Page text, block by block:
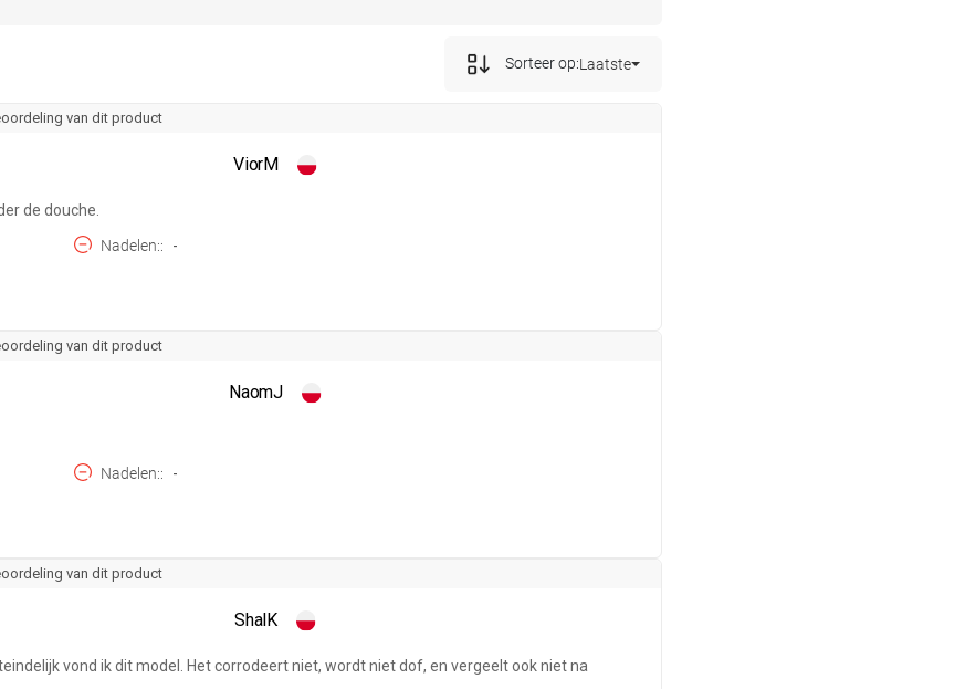
Sorteer op:Laatste
van dit product
ViorM
de douche.
Nadelen: -
van dit product
NaomJ
Nadelen: -
van dit product
ShalK
vond ik dit model. Het corrodeert niet, wordt niet dof, en vergeelt ook niet na